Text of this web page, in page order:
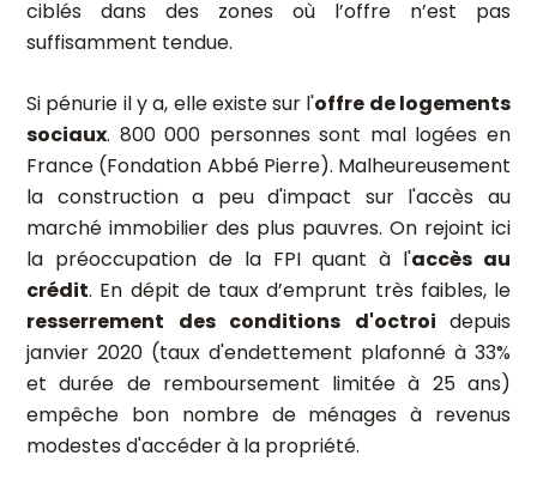
ciblés dans des zones où l’offre n’est pas
suffisamment tendue.
Si pénurie il y a, elle existe sur l'offre de logements
sociaux. 800 000 personnes sont mal logées en
France (Fondation Abbé Pierre). Malheureusement
la construction a peu d'impact sur l'accès au
marché immobilier des plus pauvres. On rejoint ici
la préoccupation de la FPI quant à l'accès au
crédit. En dépit de taux d’emprunt très faibles, le
resserrement des conditions d'octroi depuis
janvier 2020 (taux d'endettement plafonné à 33%
et durée de remboursement limitée à 25 ans)
empêche bon nombre de ménages à revenus
modestes d'accéder à la propriété.